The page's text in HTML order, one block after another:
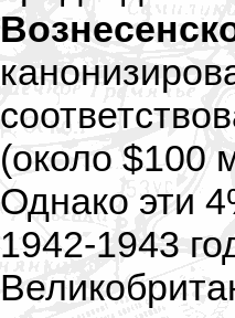
(около $100
Однако эти
1942-1943